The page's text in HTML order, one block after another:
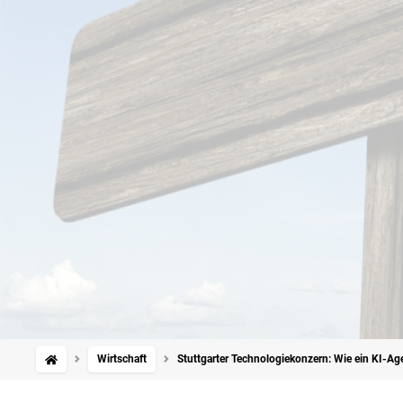
Wirtschaft Stuttgarter Technologiekonzern: Wie ein KI-